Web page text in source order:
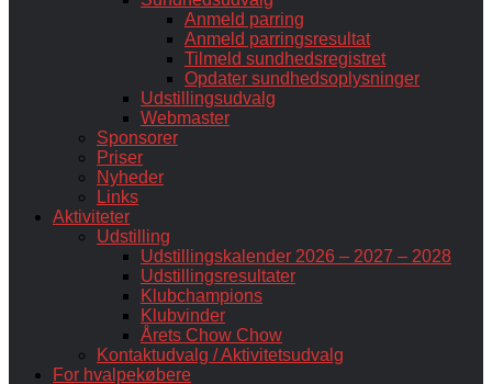
Anmeld parring
Anmeld parringsresultat
Tilmeld sundhedsregistret
Opdater sundhedsoplysninger
Udstillingsudvalg
Webmaster
Sponsorer
Priser
Nyheder
Links
Aktiviteter
Udstilling
Udstillingskalender 2026 – 2027 – 2028
Udstillingsresultater
Klubchampions
Klubvinder
Årets Chow Chow
Kontaktudvalg / Aktivitetsudvalg
For hvalpekøbere